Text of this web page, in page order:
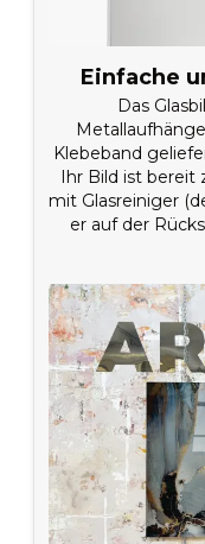
Einfache
Das
Klebeband
Ihr Bild ist bereit
mit Glasreiniger
er auf der